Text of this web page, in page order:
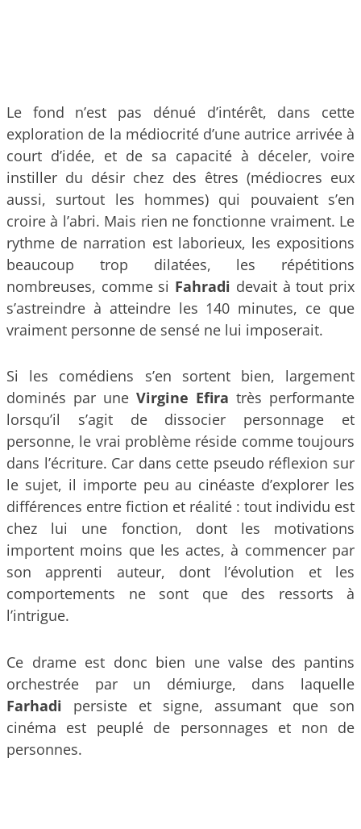
Le fond n’est pas dénué d’intérêt, dans cette
exploration de la médiocrité d’une autrice arrivée à
court d’idée, et de sa capacité à déceler, voire
instiller du désir chez des êtres (médiocres eux
aussi, surtout les hommes) qui pouvaient s’en
croire à l’abri. Mais rien ne fonctionne vraiment. Le
rythme de narration est laborieux, les expositions
beaucoup trop dilatées, les répétitions
nombreuses, comme si Fahradi devait à tout prix
s’astreindre à atteindre les 140 minutes, ce que
vraiment personne de sensé ne lui imposerait.
Si les comédiens s’en sortent bien, largement
dominés par une Virgine Efira très performante
lorsqu’il s’agit de dissocier personnage et
personne, le vrai problème réside comme toujours
dans l’écriture. Car dans cette pseudo réflexion sur
le sujet, il importe peu au cinéaste d’explorer les
différences entre fiction et réalité : tout individu est
chez lui une fonction, dont les motivations
importent moins que les actes, à commencer par
son apprenti auteur, dont l’évolution et les
comportements ne sont que des ressorts à
l’intrigue.
Ce drame est donc bien une valse des pantins
orchestrée par un démiurge, dans laquelle
Farhadi persiste et signe, assumant que son
cinéma est peuplé de personnages et non de
personnes.